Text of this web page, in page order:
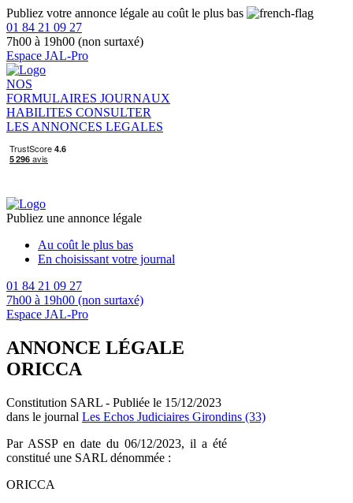
Publiez votre annonce légale au coût le plus bas
01 84 21 09 27
7h00 à 19h00 (non surtaxé)
Espace JAL-Pro
NOS
FORMULAIRES JOURNAUX
HABILITES CONSULTER
LES ANNONCES LEGALES
Publiez une annonce légale
Au coût le plus bas
En choisissant votre journal
01 84 21 09 27
7h00 à 19h00 (non surtaxé)
Espace JAL-Pro
ANNONCE LÉGALE
ORICCA
Constitution SARL - Publiée le 15/12/2023
dans le journal Les Echos Judiciaires Girondins (33)
Par ASSP en date du 06/12/2023, il a été
constitué une SARL dénommée :
ORICCA